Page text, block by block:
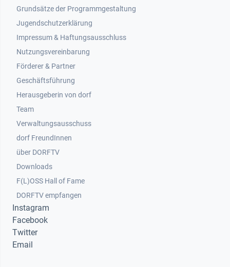
Grundsätze der Programmgestaltung
Jugendschutzerklärung
Impressum & Haftungsausschluss
Nutzungsvereinbarung
Footer 2
Förderer & Partner
Geschäftsführung
Herausgeberin von dorf
Team
Verwaltungsausschuss
dorf FreundInnen
Footer 3
über DORFTV
Downloads
F(L)OSS Hall of Fame
Footer 4
DORFTV empfangen
Instagram
Facebook
Twitter
Email